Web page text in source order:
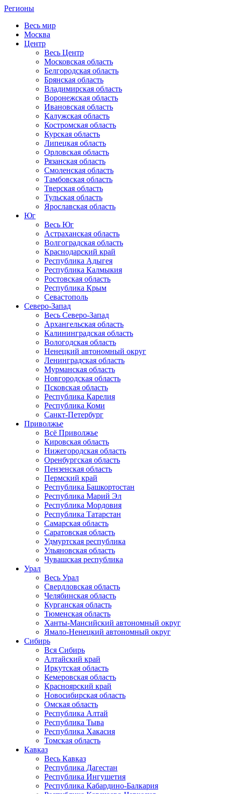
Регионы
Весь мир
Москва
Центр
Весь Центр
Московская область
Белгородская область
Брянская область
Владимирская область
Воронежская область
Ивановская область
Калужская область
Костромская область
Курская область
Липецкая область
Орловская область
Рязанская область
Смоленская область
Тамбовская область
Тверская область
Тульская область
Ярославская область
Юг
Весь Юг
Астраханская область
Волгоградская область
Краснодарский край
Республика Адыгея
Республика Калмыкия
Ростовская область
Республика Крым
Севастополь
Северо-Запад
Весь Северо-Запад
Архангельская область
Калининградская область
Вологодская область
Ненецкий автономный округ
Ленинградская область
Мурманская область
Новгородская область
Псковская область
Республика Карелия
Республика Коми
Санкт-Петербург
Приволжье
Всё Приволжье
Кировская область
Нижегородская область
Оренбургская область
Пензенская область
Пермский край
Республика Башкортостан
Республика Марий Эл
Республика Мордовия
Республика Татарстан
Самарская область
Саратовская область
Удмуртская республика
Ульяновская область
Чувашская республика
Урал
Весь Урал
Свердловская область
Челябинская область
Курганская область
Тюменская область
Ханты-Мансийский автономный округ
Ямало-Ненецкий автономный округ
Сибирь
Вся Сибирь
Алтайский край
Иркутская область
Кемеровская область
Красноярский край
Новосибирская область
Омская область
Республика Алтай
Республика Тыва
Республика Хакасия
Томская область
Кавказ
Весь Кавказ
Республика Дагестан
Республика Ингушетия
Республика Кабардино-Балкария